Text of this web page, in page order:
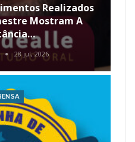
Realizados
Mostram A
28 jul, 2026